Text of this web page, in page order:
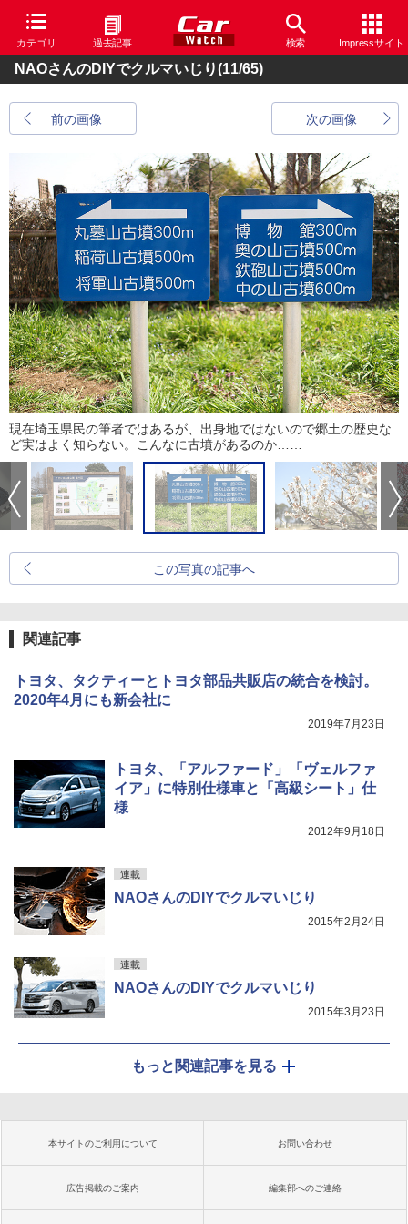
カテゴリ 過去記事 検索 Impressサイト
NAOさんのDIYでクルマいじり(11/65)
前の画像 次の画像
現在埼玉県民の筆者ではあるが、出身地ではないので郷土の歴史な
ど実はよく知らない。こんなに古墳があるのか……
この写真の記事へ
関連記事
トヨタ、タクティーとトヨタ部品共販店の統合を検討。
2020年4月にも新会社に
2019年7月23日
トヨタ、「アルファード」「ヴェルファ
イア」に特別仕様車と「高級シート」仕
様
2012年9月18日
連載
NAOさんのDIYでクルマいじり
2015年2月24日
連載
NAOさんのDIYでクルマいじり
2015年3月23日
もっと関連記事を見る
本サイトのご利用について お問い合わせ
広告掲載のご案内 編集部へのご連絡